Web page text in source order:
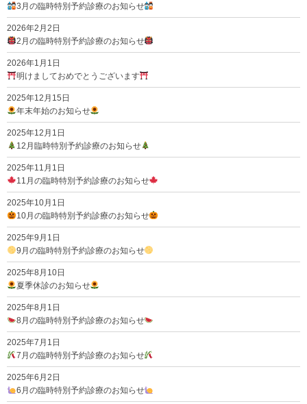
3月の臨時特別予約診療のお知らせ
2026年2月2日
2月の臨時特別予約診療のお知らせ
2026年1月1日
明けましておめでとうございます
2025年12月15日
年末年始のお知らせ
2025年12月1日
12月臨時特別予約診療のお知らせ
2025年11月1日
11月の臨時特別予約診療のお知らせ
2025年10月1日
10月の臨時特別予約診療のお知らせ
2025年9月1日
9月の臨時特別予約診療のお知らせ
2025年8月10日
夏季休診のお知らせ
2025年8月1日
8月の臨時特別予約診療のお知らせ
2025年7月1日
7月の臨時特別予約診療のお知らせ
2025年6月2日
6月の臨時特別予約診療のお知らせ